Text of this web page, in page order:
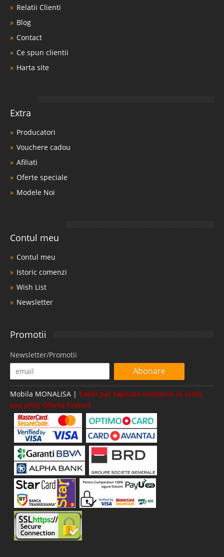
Relatii Clienti
Blog
Contact
Ce spun clientii
Harta site
Extra
Producatori
Vouchere cadou
Afiliati
Oferte speciale
Modele Noi
Contul meu
Contul meu
Istoric comenzi
Wish List
Newsletter
Promotii
Newsletter/Promotii
Abonare
Mobila MONALISA | Tablii pat tapitate moderne in stofa
sau piele Oferta Preturi